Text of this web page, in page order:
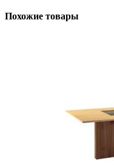
Похожие товары